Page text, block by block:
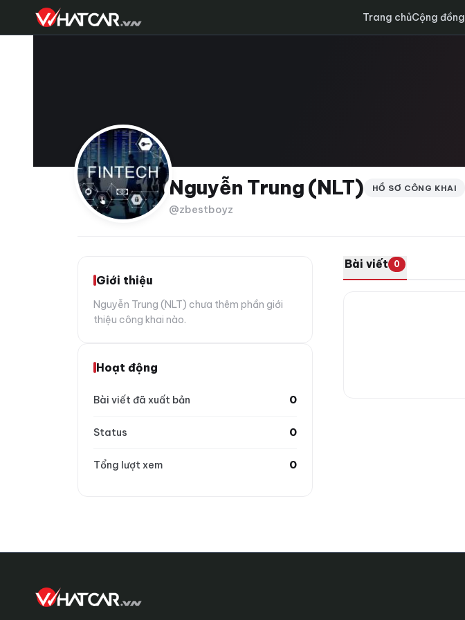
Trang chủCộng đồng
Nguyễn Trung (NLT)
@zbestboyz
HỒ SƠ CÔNG KHAI
Giới thiệu
Nguyễn Trung (NLT) chưa thêm phần giới
thiệu công khai nào.
Hoạt động
Bài viết đã xuất bản 0
Status 0
Tổng lượt xem 0
Bài viết 0